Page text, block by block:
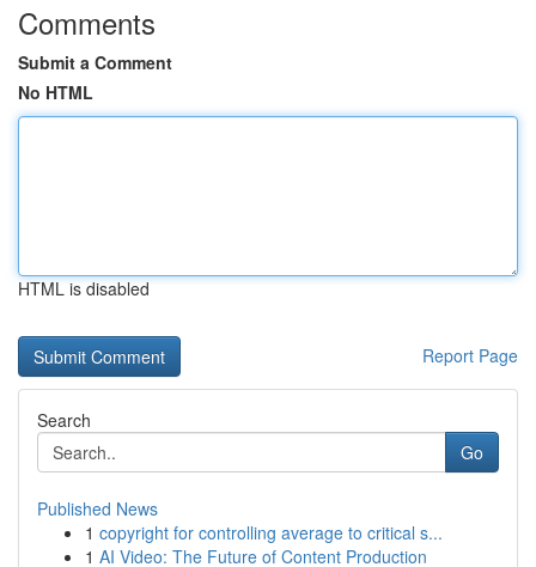
Comments
Submit a Comment
No HTML
HTML is disabled
Report Page
Search
Go
Published News
1 copyright for controlling average to critical s...
1 AI Video: The Future of Content Production